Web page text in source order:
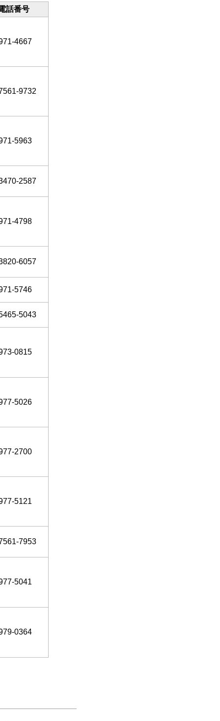
話番号
4667
9732
5963
2587
4798
6057
5746
5043
0815
5026
2700
5121
7953
5041
0364